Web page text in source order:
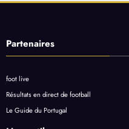
Partenaires
foot live
Résultats en direct de football
Le Guide du Portugal